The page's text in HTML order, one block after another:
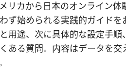
リカから日本のオンライン
ず始められる実践的ガイド
用途、次に具体的な設定手順
ある質問。内容はデータを